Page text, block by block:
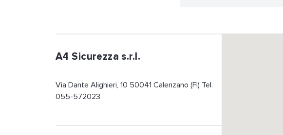
A4 Sicurezza s.r.l.
Via Dante Alighieri, 10 50041 Calenzano (FI) Tel.
055-572023